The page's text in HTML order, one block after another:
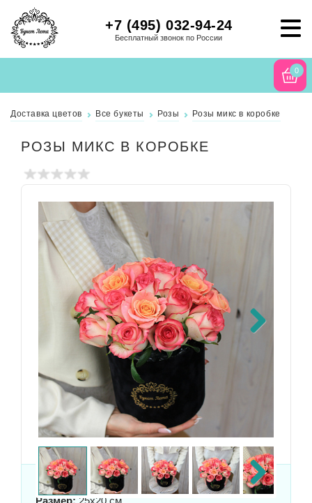
+7 (495) 032-94-24
Бесплатный звонок по России
0
Доставка цветов Все букеты Розы Розы микс в коробке
РОЗЫ МИКС В КОРОБКЕ
Next